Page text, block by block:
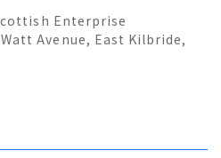
Enterprise
Avenue, East Kilbride,